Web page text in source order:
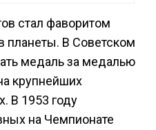
стал фаворитом
планеты. В Советском
медаль за медалью
крупнейших
В 1953 году
на Чемпионате